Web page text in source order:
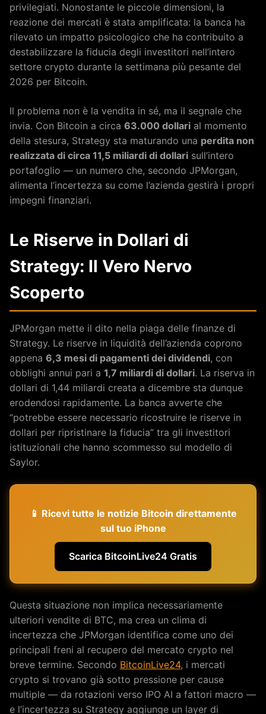
privilegiati. Nonostante le piccole dimensioni, la
reazione dei mercati è stata amplificata: la banca ha
rilevato un impatto psicologico che ha contribuito a
destabilizzare la fiducia degli investitori nell’intero
settore crypto durante la settimana più pesante del
2026 per Bitcoin.
Il problema non è la vendita in sé, ma il segnale che
invia. Con Bitcoin a circa 63.000 dollari al momento
della stesura, Strategy sta maturando una perdita non
realizzata di circa 11,5 miliardi di dollari sull’intero
portafoglio — un numero che, secondo JPMorgan,
alimenta l’incertezza su come l’azienda gestirà i propri
impegni finanziari.
Le Riserve in Dollari di
Strategy: Il Vero Nervo
Scoperto
JPMorgan mette il dito nella piaga delle finanze di
Strategy. Le riserve in liquidità dell’azienda coprono
appena 6,3 mesi di pagamenti dei dividendi, con
obblighi annui pari a 1,7 miliardi di dollari. La riserva in
dollari di 1,44 miliardi creata a dicembre sta dunque
erodendosi rapidamente. La banca avverte che
“potrebbe essere necessario ricostruire le riserve in
dollari per ripristinare la fiducia” tra gli investitori
istituzionali che hanno scommesso sul modello di
Saylor.
📱 Ricevi tutte le notizie Bitcoin direttamente
sul tuo iPhone
Scarica BitcoinLive24 Gratis
Questa situazione non implica necessariamente
ulteriori vendite di BTC, ma crea un clima di
incertezza che JPMorgan identifica come uno dei
principali freni al recupero del mercato crypto nel
breve termine. Secondo BitcoinLive24, i mercati
crypto si trovano già sotto pressione per cause
multiple — da rotazioni verso IPO AI a fattori macro —
e l’incertezza su Strategy aggiunge un layer di